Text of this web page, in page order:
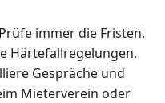
immer die Fristen,
Härtefallregelungen.
Gespräche und
Mieterverein oder